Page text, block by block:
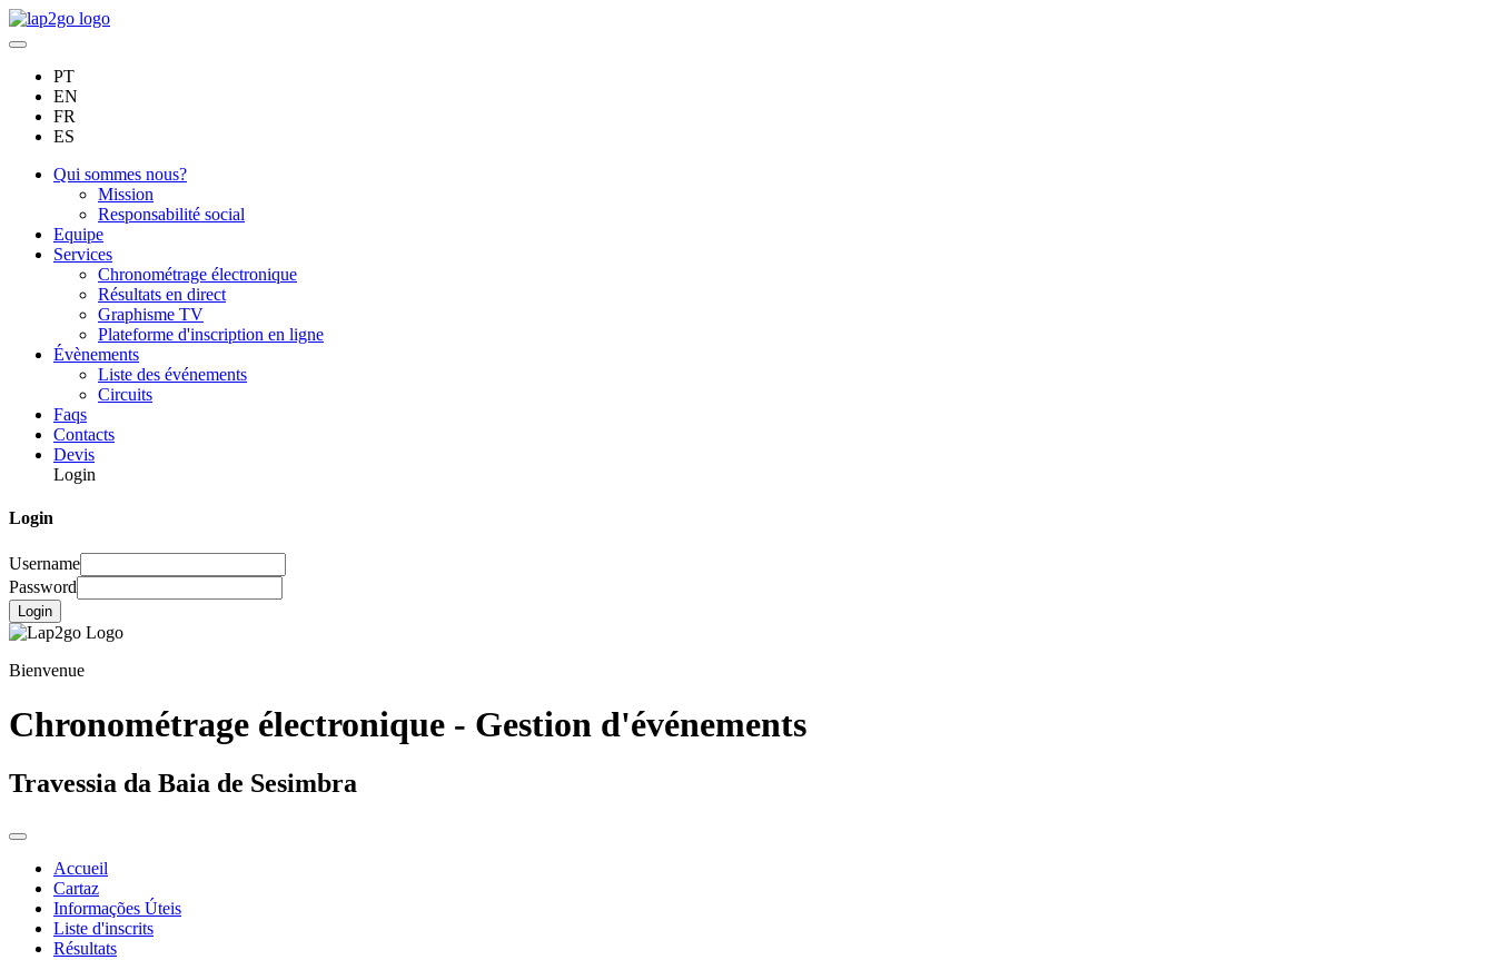
PT
EN
FR
ES
Qui sommes nous?
Mission
Responsabilité social
Equipe
Services
Chronométrage électronique
Résultats en direct
Graphisme TV
Plateforme d'inscription en ligne
Évènements
Liste des événements
Circuits
Faqs
Contacts
Devis
Login
Login
Username
Password
Login
Bienvenue
Chronométrage électronique - Gestion d'événements
Travessia da Baia de Sesimbra
Accueil
Cartaz
Informações Úteis
Liste d'inscrits
Résultats